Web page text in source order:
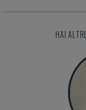
HAI